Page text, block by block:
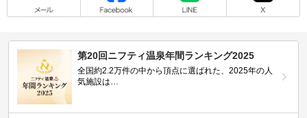
第20回ニフティ温泉年間ランキング2025
全国約2.2万件の中から頂点に選ばれた、2025年の人
気施設は…